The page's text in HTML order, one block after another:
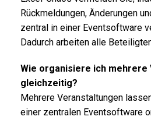
Rückmeldungen, Änderungen
zentral in einer Eventsoftware
Dadurch arbeiten alle
Wie organisiere ich mehrere
gleichzeitig?
Mehrere Veranstaltungen
einer zentralen Eventsoftware